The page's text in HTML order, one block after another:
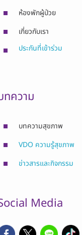
ห้องพักผู้ป่วย
เกี่ยวกับเรา
ประกันที่เข้าร่วม
ทความ
บทความสุขภาพ
VDO ความรู้สุขภาพ
ข่าวสารและกิจกรรม
Media